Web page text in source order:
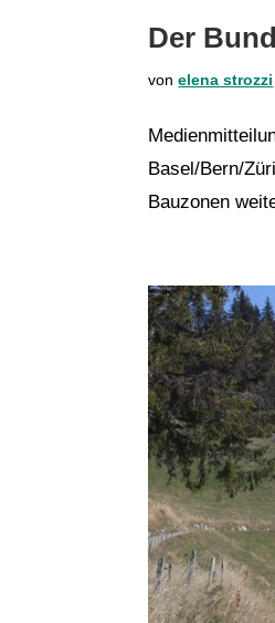
Der
vonelena strozzi
Basel/Bern/
Bauzonen